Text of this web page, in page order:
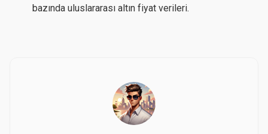
bazında uluslararası altın fiyat verileri.